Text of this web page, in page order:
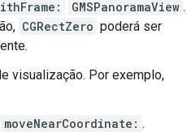
GMSPanoramaView .
CGRectZero poderá ser
visualização. Por exemplo,
moveNearCoordinate: .